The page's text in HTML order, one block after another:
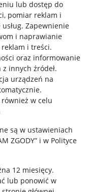
lub dostęp do
pomiar reklam i
. Zapewnienie
i naprawianie
i treści.
oraz informowanie
z innych źródeł.
urządzeń na
.
w celu
są w ustawieniach
ZGODY” i w Polityce
12 miesięcy.
lub ponowić w